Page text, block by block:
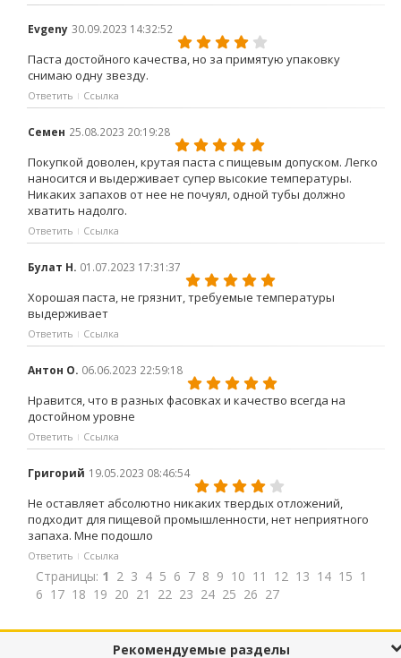
Evgeny 30.09.2023 14:32:52
Паста достойного качества, но за примятую упаковку
снимаю одну звезду.
Ответить Ссылка
Семен 25.08.2023 20:19:28
Покупкой доволен, крутая паста с пищевым допуском. Легко
наносится и выдерживает супер высокие температуры.
Никаких запахов от нее не почуял, одной тубы должно
хватить надолго.
Ответить Ссылка
Булат Н. 01.07.2023 17:31:37
Хорошая паста, не грязнит, требуемые температуры
выдерживает
Ответить Ссылка
Антон О. 06.06.2023 22:59:18
Нравится, что в разных фасовках и качество всегда на
достойном уровне
Ответить Ссылка
Григорий 19.05.2023 08:46:54
Не оставляет абсолютно никаких твердых отложений,
подходит для пищевой промышленности, нет неприятного
запаха. Мне подошло
Ответить Ссылка
Страницы: 1 2 3 4 5 6 7 8 9 10 11 12 13 14 15 1
6 17 18 19 20 21 22 23 24 25 26 27
Рекомендуемые разделы